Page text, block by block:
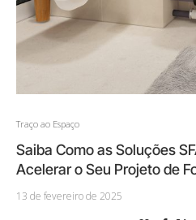
Traço ao Espaço
Saiba Como as Soluções
Acelerar o Seu Projeto de
13 de fevereiro de 2025